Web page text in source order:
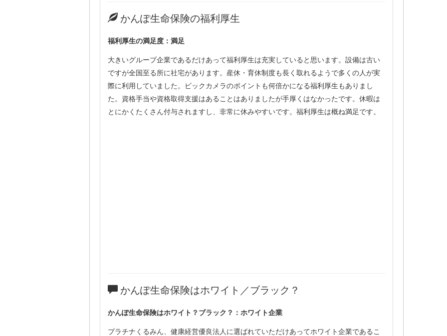
かんぽ生命保険の福利厚生
福利厚生の満足度：満足
大きいグループ企業であるだけあって福利厚生は充実していると思います。設備は古い
ですが全国至る所に社宅があります。産休・育休制度も長く取れるようで多くの人が実
際に利用していました。ビックカメラのポイントも何倍かになる福利厚生もありまし
た。資格手当や資格取得支援はあることはありましたが手厚くはなかったです。休暇は
とにかくたくさん付与されますし、非常に休みやすいです。福利厚生は概ね満足です。
かんぽ生命保険はホワイト／ブラック？
かんぽ生命保険はホワイト？ブラック？：ホワイト企業
プラチナくるみん、健康経営優良法人に選ばれていただけあってホワイト企業であるこ